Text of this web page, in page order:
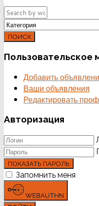
ПОИСК
Пользовательское
Добавить
Ваши объявления
Редактировать
Авторизация
ПОКАЗАТЬ ПАРОЛЬ
Запомнить меня
WEBAUTHN